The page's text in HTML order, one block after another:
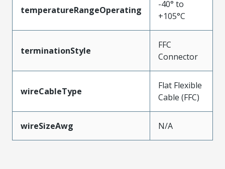
temperatureRangeOperating
-40° to
+105°C
terminationStyle
FFC
Connector
wireCableType
Flat Flexible
Cable (FFC)
wireSizeAwg N/A